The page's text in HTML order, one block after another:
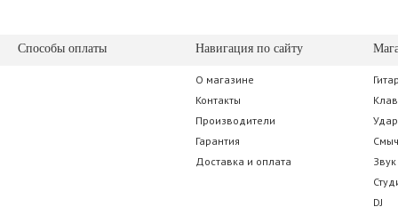
465.50 р.
Способы оплаты Навигация по сайту
О магазине
Контакты
Производители
Гарантия
Доставка и оплата
Звук
DJ